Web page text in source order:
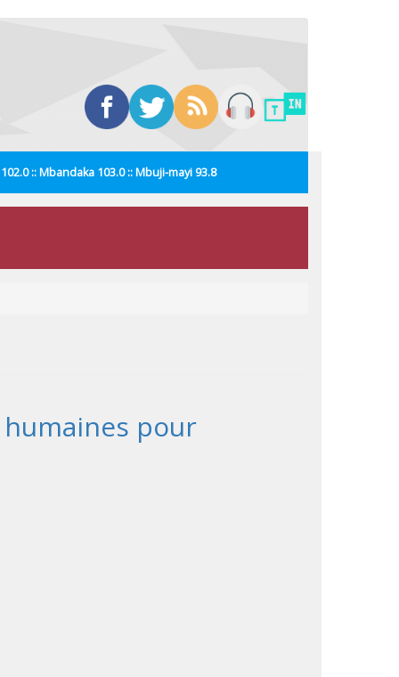
:: Mbandaka 103.0 :: Mbuji-mayi 93.8
humaines pour